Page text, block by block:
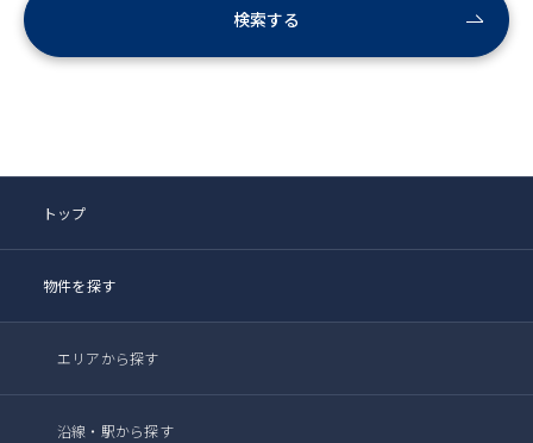
検索する
トップ
物件を探す
エリアから探す
沿線・駅から探す